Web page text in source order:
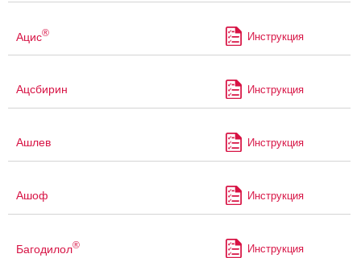
Ацис® Инструкция
Ацсбирин Инструкция
Ашлев Инструкция
Ашоф Инструкция
Багодилол® Инструкция